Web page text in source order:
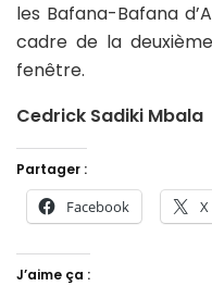
les Bafana-Bafana
cadre de la
fenêtre.
Cedrick Sadiki Mbala
Partager :
Facebook X
J’aime ça :